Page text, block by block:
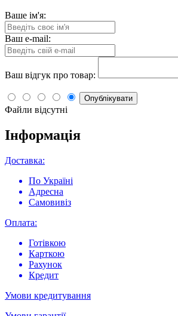
Ваше ім'я:
Ваш e-mail:
Ваш відгук про товар:
Опублікувати
Файли відсутні
Інформація
Доставка:
По Україні
Адресна
Самовивіз
Оплата:
Готівкою
Карткою
Рахунок
Кредит
Умови кредитування